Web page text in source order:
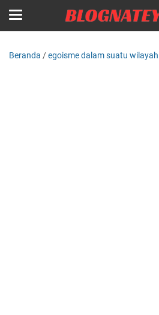
Beranda /egoisme dalam suatu wilayah